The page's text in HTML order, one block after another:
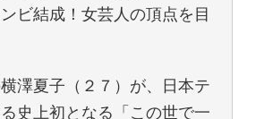
ビ結成！女芸人の頂点を目
澤夏子（２７）が、日本テ
史上初となる「この世で一